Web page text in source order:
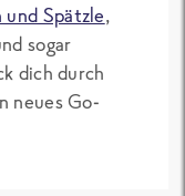
Spätzle,
sogar
dich durch
neues Go-